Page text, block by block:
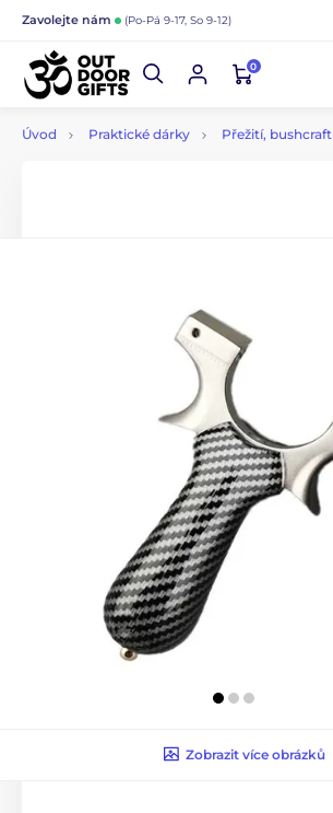
Zavolejte nám (Po-Pá 9-17, So 9-12)
0
Úvod Praktické dárky Přežití, bushcraft
Zobrazit více obrázků